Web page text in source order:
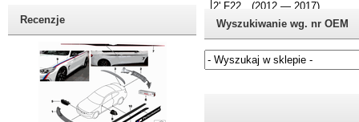
Recenzje Wyszukiwanie wg. nr OEM